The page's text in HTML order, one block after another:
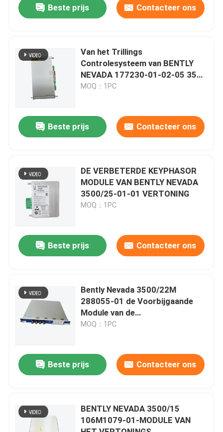
Producten
Over ons
Fabriekstocht
Neem contact met ons op
Programmeerbare PLC van het
ABB PLC module
Beste prijs Contacteer ons
Van het Trillings
Controlesysteem van BENTLY
NEVADA 177230-01-02-05 3500
de SEISMISCHE Zender
MOQ：1PC
Beste prijs Contacteer ons
DE VERBETERDE KEYPHASOR
MODULE VAN BENTLY NEVADA
3500/25-01-01 VERTONING
MOQ：1PC
Beste prijs Contacteer ons
Bently Nevada 3500/22M
288055-01 de Voorbijgaande
Module van de
Gegevensinterface
MOQ：1PC
Beste prijs Contacteer ons
BENTLY NEVADA 3500/15
106M1079-01-MODULE VAN